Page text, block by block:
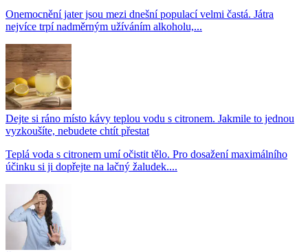
Onemocnění jater jsou mezi dnešní populací velmi častá. Játra
nejvíce trpí nadměrným užíváním alkoholu,...
Dejte si ráno místo kávy teplou vodu s citronem. Jakmile to jednou
vyzkoušíte, nebudete chtít přestat
Teplá voda s citronem umí očistit tělo. Pro dosažení maximálního
účinku si ji dopřejte na lačný žaludek....